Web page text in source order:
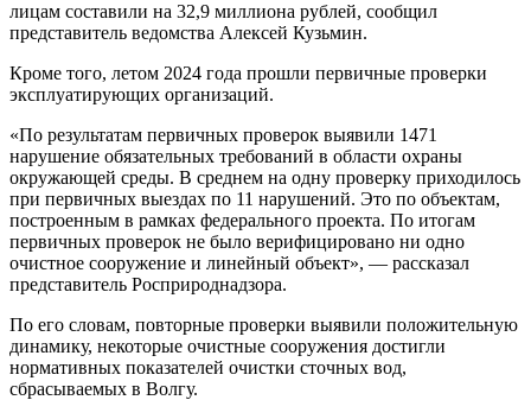
лицам составили на 32,9 миллиона рублей, сообщил
представитель ведомства Алексей Кузьмин.
Кроме того, летом 2024 года прошли первичные проверки
эксплуатирующих организаций.
«По результатам первичных проверок выявили 1471
нарушение обязательных требований в области охраны
окружающей среды. В среднем на одну проверку приходилось
при первичных выездах по 11 нарушений. Это по объектам,
построенным в рамках федерального проекта. По итогам
первичных проверок не было верифицировано ни одно
очистное сооружение и линейный объект», — рассказал
представитель Росприроднадзора.
По его словам, повторные проверки выявили положительную
динамику, некоторые очистные сооружения достигли
нормативных показателей очистки сточных вод,
сбрасываемых в Волгу.